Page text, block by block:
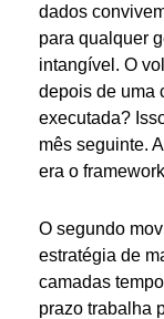
dados
para qualquer
intangível. O
depois de uma
executada?
mês seguinte.
era o
O segundo
estratégia de
camadas
prazo trabalha